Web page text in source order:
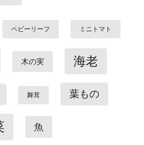
ベビーリーフ ミニトマト
木の実 海老
舞茸 葉もの
魚